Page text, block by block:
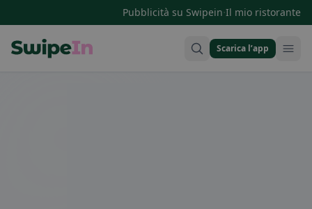
Pubblicità su Swipein·Il mio ristorante
Scarica l’app